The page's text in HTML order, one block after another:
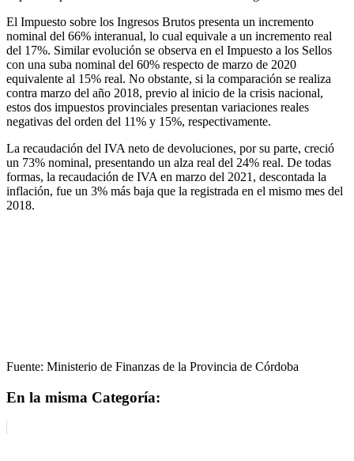
El Impuesto sobre los Ingresos Brutos presenta un incremento
nominal del 66% interanual, lo cual equivale a un incremento real
del 17%. Similar evolución se observa en el Impuesto a los Sellos
con una suba nominal del 60% respecto de marzo de 2020
equivalente al 15% real. No obstante, si la comparación se realiza
contra marzo del año 2018, previo al inicio de la crisis nacional,
estos dos impuestos provinciales presentan variaciones reales
negativas del orden del 11% y 15%, respectivamente.
La recaudación del IVA neto de devoluciones, por su parte, creció
un 73% nominal, presentando un alza real del 24% real. De todas
formas, la recaudación de IVA en marzo del 2021, descontada la
inflación, fue un 3% más baja que la registrada en el mismo mes del
2018.
Fuente: Ministerio de Finanzas de la Provincia de Córdoba
En la misma Categoría: